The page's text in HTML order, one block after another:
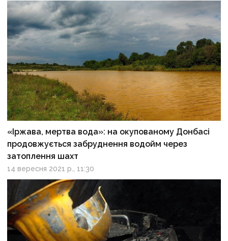
«Іржава, мертва вода»: на окупованому Донбасі
продовжується забруднення водойм через
затоплення шахт
14 вересня 2021 р., 11:30